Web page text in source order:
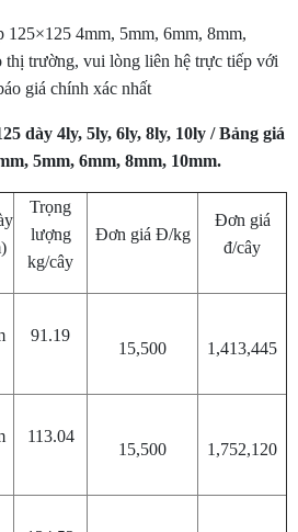
4mm, 5mm, 6mm, 8mm,
thị trường, vui lòng liên hệ trực tiếp với
giá chính xác nhất
dày 4ly, 5ly, 6ly, 8ly, 10ly / Bảng giá
5mm, 6mm, 8mm, 10mm.
Trọng
lượng
kg/cây
Đơn giá Đ/kg
Đơn giá
đ/cây
91.19
15,500 1,413,445
113.04
15,500 1,752,120